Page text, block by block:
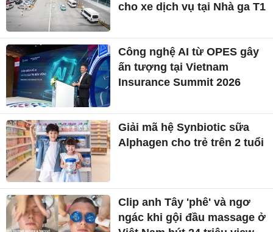
cho xe dịch vụ tại Nhà ga T1
Công nghệ AI từ OPES gây
ấn tượng tại Vietnam
Insurance Summit 2026
Giải mã hệ Synbiotic sữa
Alphagen cho trẻ trên 2 tuổi
Clip anh Tây 'phê' và ngơ
ngác khi gội đầu massage ở